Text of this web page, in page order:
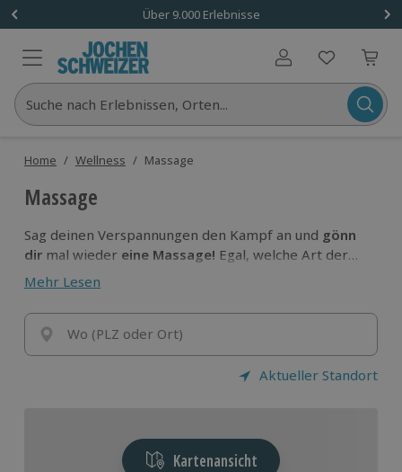
Über 9.000 Erlebnisse
Benutzerkonto
Suche nach Erlebnissen, Orten...
Home / Wellness / Massage
Massage
Sag deinen Verspannungen den Kampf an und gönn
dir mal wieder eine Massage! Egal, welche Art der
Massage es für dich sein darf, hier findest du, wonach
du suchst:Pure Entspannung
Körper etwas Gutes zu tun.
Mehr Lesen
Wo (PLZ oder Ort)
Aktueller Standort
Kartenansicht